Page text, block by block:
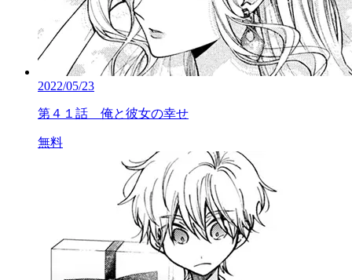
2022/05/23
第４１話 俺と彼女の幸せ
無料